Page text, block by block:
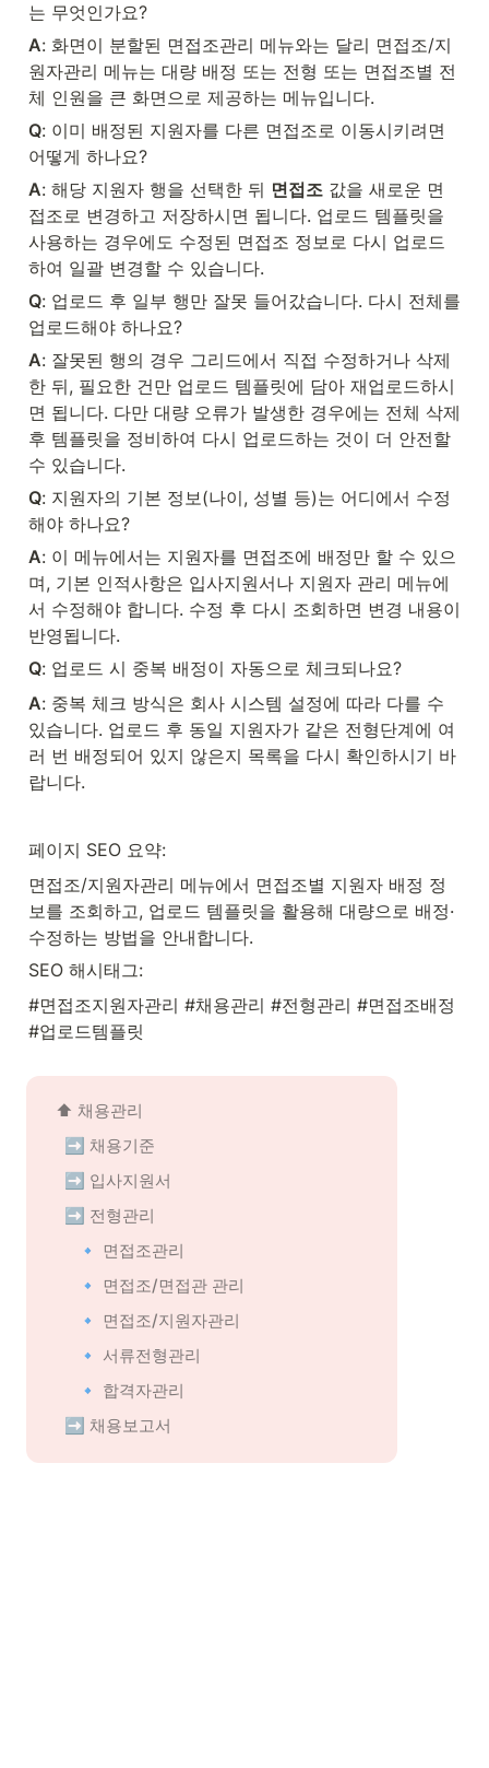
는 무엇인가요?
A: 화면이 분할된 면접조관리 메뉴와는 달리 면접조/지
원자관리 메뉴는 대량 배정 또는 전형 또는 면접조별 전
체 인원을 큰 화면으로 제공하는 메뉴입니다.
Q: 이미 배정된 지원자를 다른 면접조로 이동시키려면
어떻게 하나요?
A: 해당 지원자 행을 선택한 뒤 면접조 값을 새로운 면
접조로 변경하고 저장하시면 됩니다. 업로드 템플릿을
사용하는 경우에도 수정된 면접조 정보로 다시 업로드
하여 일괄 변경할 수 있습니다.
Q: 업로드 후 일부 행만 잘못 들어갔습니다. 다시 전체를
업로드해야 하나요?
A: 잘못된 행의 경우 그리드에서 직접 수정하거나 삭제
한 뒤, 필요한 건만 업로드 템플릿에 담아 재업로드하시
면 됩니다. 다만 대량 오류가 발생한 경우에는 전체 삭제
후 템플릿을 정비하여 다시 업로드하는 것이 더 안전할
수 있습니다.
Q: 지원자의 기본 정보(나이, 성별 등)는 어디에서 수정
해야 하나요?
A: 이 메뉴에서는 지원자를 면접조에 배정만 할 수 있으
며, 기본 인적사항은 입사지원서나 지원자 관리 메뉴에
서 수정해야 합니다. 수정 후 다시 조회하면 변경 내용이
반영됩니다.
Q: 업로드 시 중복 배정이 자동으로 체크되나요?
A: 중복 체크 방식은 회사 시스템 설정에 따라 다를 수
있습니다. 업로드 후 동일 지원자가 같은 전형단계에 여
러 번 배정되어 있지 않은지 목록을 다시 확인하시기 바
랍니다.
페이지 SEO 요약:
면접조/지원자관리 메뉴에서 면접조별 지원자 배정 정
보를 조회하고, 업로드 템플릿을 활용해 대량으로 배정·
수정하는 방법을 안내합니다.
SEO 해시태그:
#면접조지원자관리 #채용관리 #전형관리 #면접조배정
#업로드템플릿
⬆️ 채용관리
➡️ 채용기준
➡️ 입사지원서
➡️ 전형관리
🔹 면접조관리
🔹 면접조/면접관 관리
🔹 면접조/지원자관리
🔹 서류전형관리
🔹 합격자관리
➡️ 채용보고서